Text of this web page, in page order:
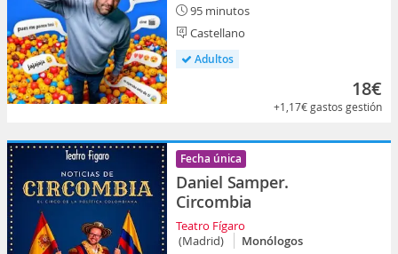
95 minutos
Castellano
Adultos
18€
+1,17€gastos gestión
Fecha única
Daniel Samper.
Circombia
Teatro Fígaro
(Madrid)
Monólogos